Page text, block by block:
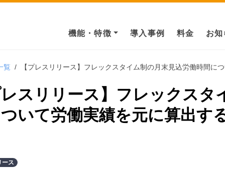
機能・特徴 導入事例 料金 お知
覧 / 【プレスリリース】フレックスタイム制の月末見込労働時間に
レスリリース】フレックス
いて労働実績を元に算出す
ース